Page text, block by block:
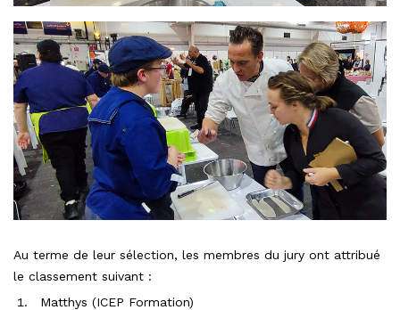
Au terme de leur sélection, les membres du jury ont attribué
le classement suivant :
Matthys (ICEP Formation)